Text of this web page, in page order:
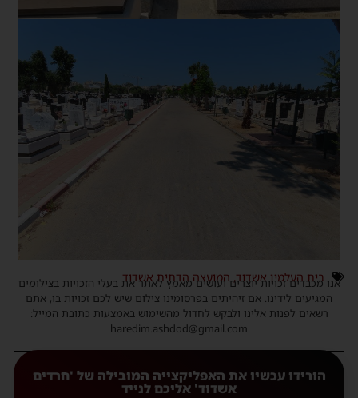
בית העלמין אשדוד,המועצה הדתית אשדוד
אנו מכבדים זכויות יוצרים ועושים מאמץ לאתר את בעלי הזכויות בצילומים
המגיעים לידינו. אם זיהיתים בפרסומינו צילום שיש לכם זכויות בו, אתם
רשאים לפנות אלינו ולבקש לחדול מהשימוש באמצעות כתובת המייל:
haredim.ashdod@gmail.com
הורידו עכשיו את האפליקצייה המובילה של 'חרדים
אשדוד' אליכם לנייד